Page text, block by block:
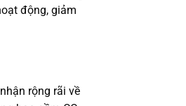
động, giảm
rộng rãi về